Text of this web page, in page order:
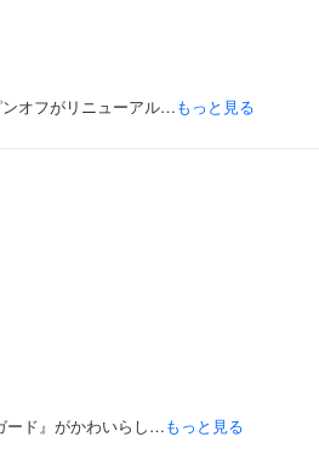
オフがリニューアル…もっと見る
ード』がかわいらし…もっと見る